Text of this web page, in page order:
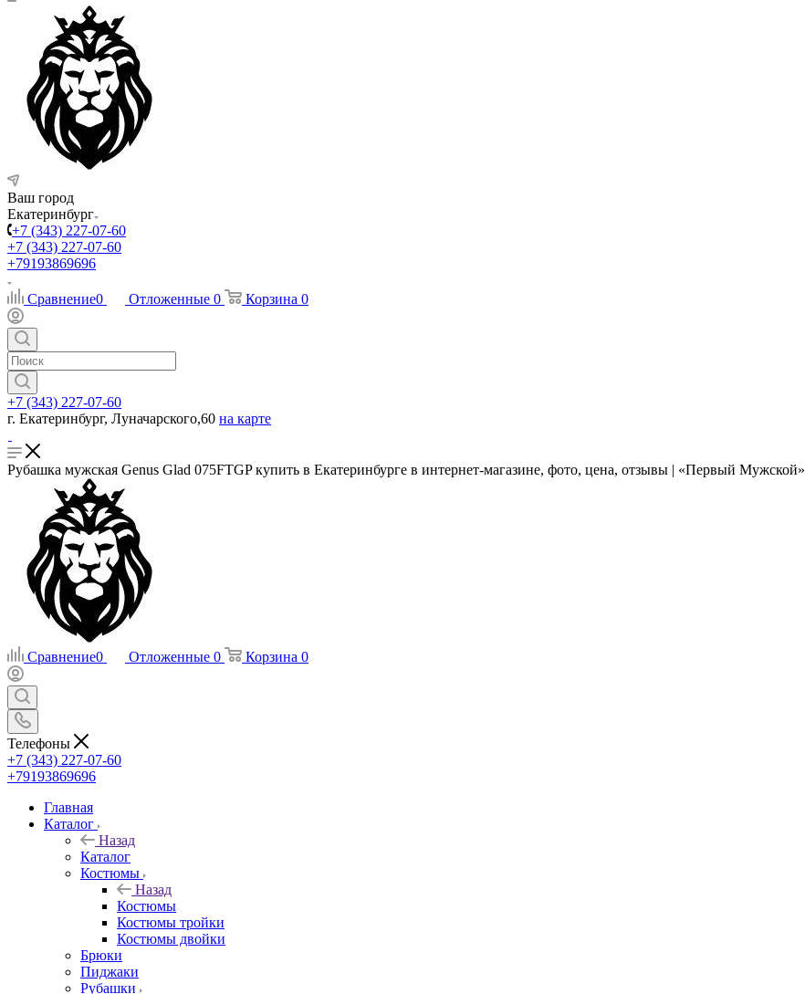
Ваш город
Екатеринбург
+7 (343) 227-07-60
+7 (343) 227-07-60
+79193869696
Сравнение0 Отложенные 0 Корзина 0
+7 (343) 227-07-60
г. Екатеринбург, Луначарского,60 на карте
Рубашка мужская Genus Glad 075FTGP купить в Екатеринбурге в интернет-магазине, фото, цена, отзывы | «Первый Мужской»
Сравнение0 Отложенные 0 Корзина 0
Телефоны
+7 (343) 227-07-60
+79193869696
Главная
Каталог
Назад
Каталог
Костюмы
Назад
Костюмы
Костюмы тройки
Костюмы двойки
Брюки
Пиджаки
Рубашки